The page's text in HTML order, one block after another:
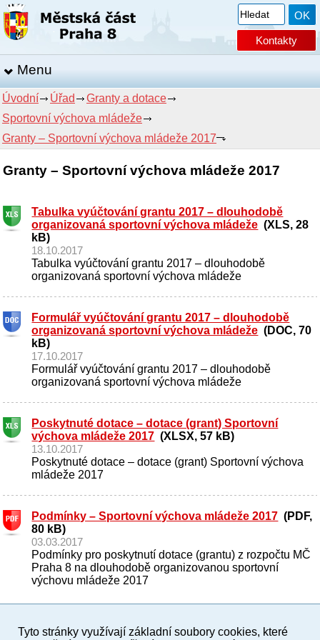
Kontakty
Menu
Úvodní Úřad
Granty a dotace
Sportovní výchova mládeže
Granty – Sportovní výchova mládeže 2017
Granty – Sportovní výchova mládeže 2017
Tabulka vyúčtování grantu 2017 – dlouhodobě
organizovaná sportovní výchova mládeže (XLS, 28
kB)
18.10.2017
Tabulka vyúčtování grantu 2017 – dlouhodobě
organizovaná sportovní výchova mládeže
Formulář vyúčtování grantu 2017 – dlouhodobě
organizovaná sportovní výchova mládeže (DOC, 70
kB)
17.10.2017
Formulář vyúčtování grantu 2017 – dlouhodobě
organizovaná sportovní výchova mládeže
Poskytnuté dotace – dotace (grant) Sportovní
výchova mládeže 2017 (XLSX, 57 kB)
13.10.2017
Poskytnuté dotace – dotace (grant) Sportovní výchova
mládeže 2017
Podmínky – Sportovní výchova mládeže 2017 (PDF,
80 kB)
03.03.2017
Podmínky pro poskytnutí dotace (grantu) z rozpočtu MČ
Praha 8 na dlouhodobě organizovanou sportovní
výchovu mládeže 2017
Tyto stránky využívají základní soubory cookies, které